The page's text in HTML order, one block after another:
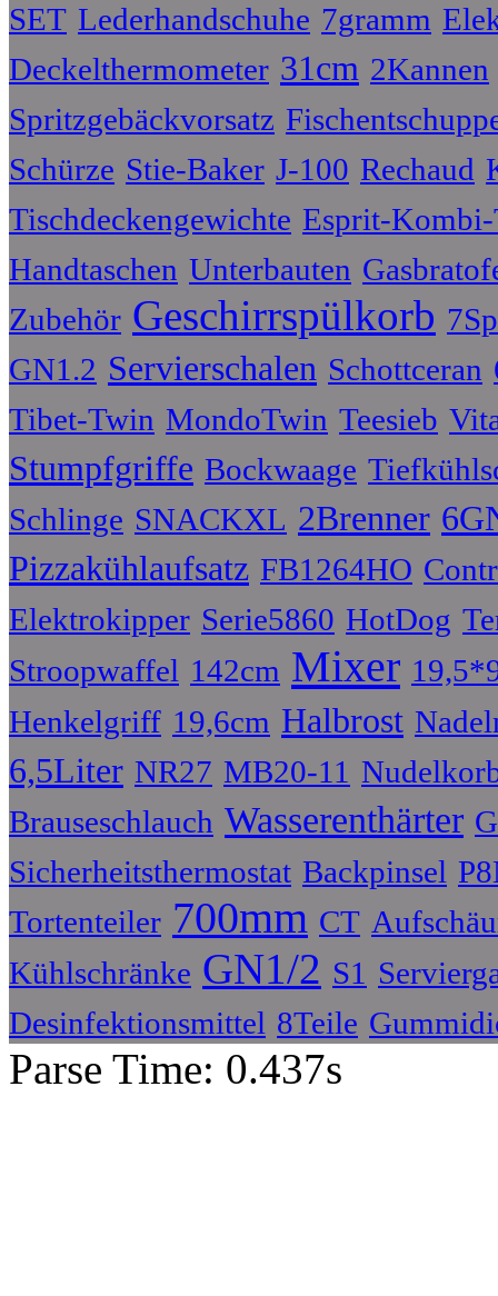
SET Lederhandschuhe 7gramm
Deckelthermometer 31cm 2Kannen
Spritzgebäckvorsatz
Schürze Stie-Baker J-100 Rechaud
Tischdeckengewichte Esprit-Kombi-
Handtaschen Unterbauten
Zubehör Geschirrspülkorb
GN1.2 Servierschalen Schottceran
Tibet-Twin MondoTwin Teesieb
Stumpfgriffe Bockwaage
Schlinge SNACKXL 2Brenner
Pizzakühlaufsatz FB1264HO
Elektrokipper Serie5860 HotDog
Stroopwaffel 142cm Mixer
Henkelgriff 19,6cm Halbrost
6,5Liter NR27 MB20-11
Brauseschlauch Wasserenthärter
Sicherheitsthermostat Backpinsel
Tortenteiler 700mm CT
Kühlschränke GN1/2 S1
Desinfektionsmittel 8Teile
Parse Time: 0.437s